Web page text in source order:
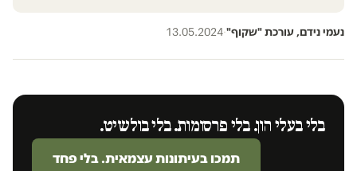
נעמי נידם, עורכת "שקוף"·
13.05.2024
בלי בעלי הון. בלי פרסומות. בלי בולשיט.
תמכו בעיתונות עצמאית. בלי פחד